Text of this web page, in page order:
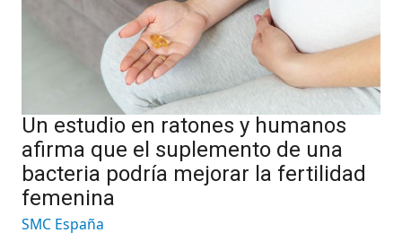
Un estudio en ratones y humanos
afirma que el suplemento de una
bacteria podría mejorar la fertilidad
femenina
SMC España